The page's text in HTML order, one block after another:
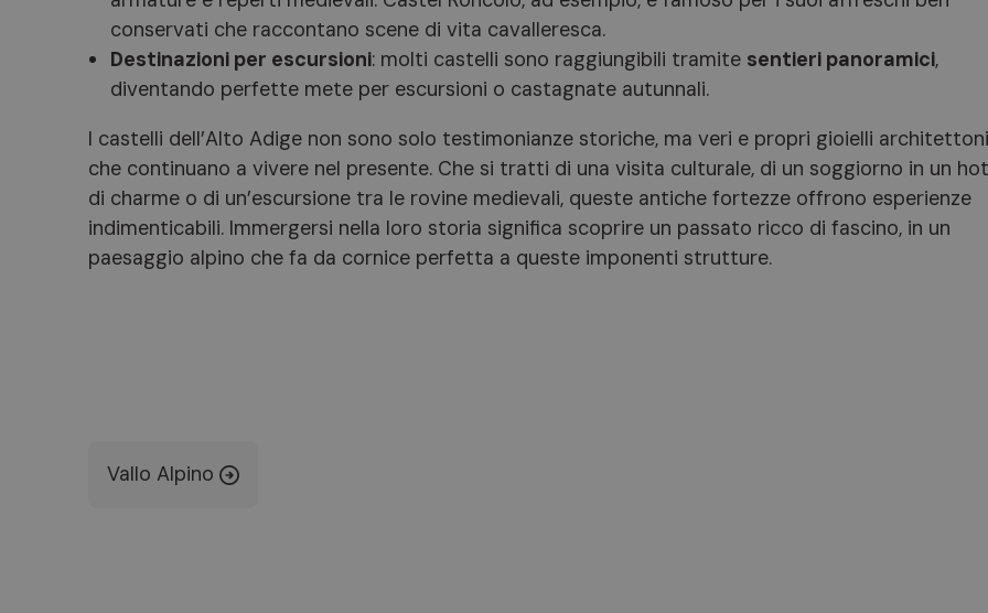
conservati che raccontano scene di vita cavalleresca.
Destinazioni per escursioni: molti castelli sono raggiungibili tramite sentieri panoramici,
diventando perfette mete per escursioni o castagnate autunnali.
I castelli dell’Alto Adige non sono solo testimonianze storiche, ma veri e propri gioielli
che continuano a vivere nel presente. Che si tratti di una visita culturale, di un soggiorno in un
di charme o di un’escursione tra le rovine medievali, queste antiche fortezze offrono esperienze
indimenticabili. Immergersi nella loro storia significa scoprire un passato ricco di fascino, in un
paesaggio alpino che fa da cornice perfetta a queste imponenti strutture.
Vallo Alpino